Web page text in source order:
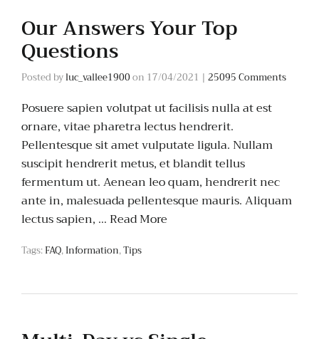
Our Answers Your Top
Questions
Posted byluc_vallee1900on 17/04/2021 | 25095 Comments
Posuere sapien volutpat ut facilisis nulla at est
ornare, vitae pharetra lectus hendrerit.
Pellentesque sit amet vulputate ligula. Nullam
suscipit hendrerit metus, et blandit tellus
fermentum ut. Aenean leo quam, hendrerit nec
ante in, malesuada pellentesque mauris. Aliquam
lectus sapien, … Read More
Tags:FAQ,Information,Tips